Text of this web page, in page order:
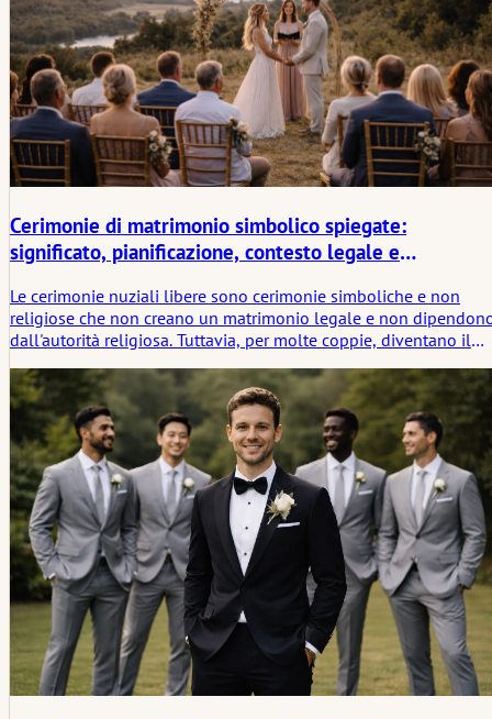
Cerimonie di matrimonio simbolico spiegate:
significato, pianificazione, contesto legale e
Le cerimonie nuziali libere sono cerimonie simboliche e non
religiose che non creano un matrimonio legale e non
dall'autorità religiosa. Tuttavia, per molte coppie, diventano il
funzionano in pratica le cerimonie libere, da dove deriva il loro
significato e come si relazionano al matrimonio legale e ai
simboli nuziali tradizionali.